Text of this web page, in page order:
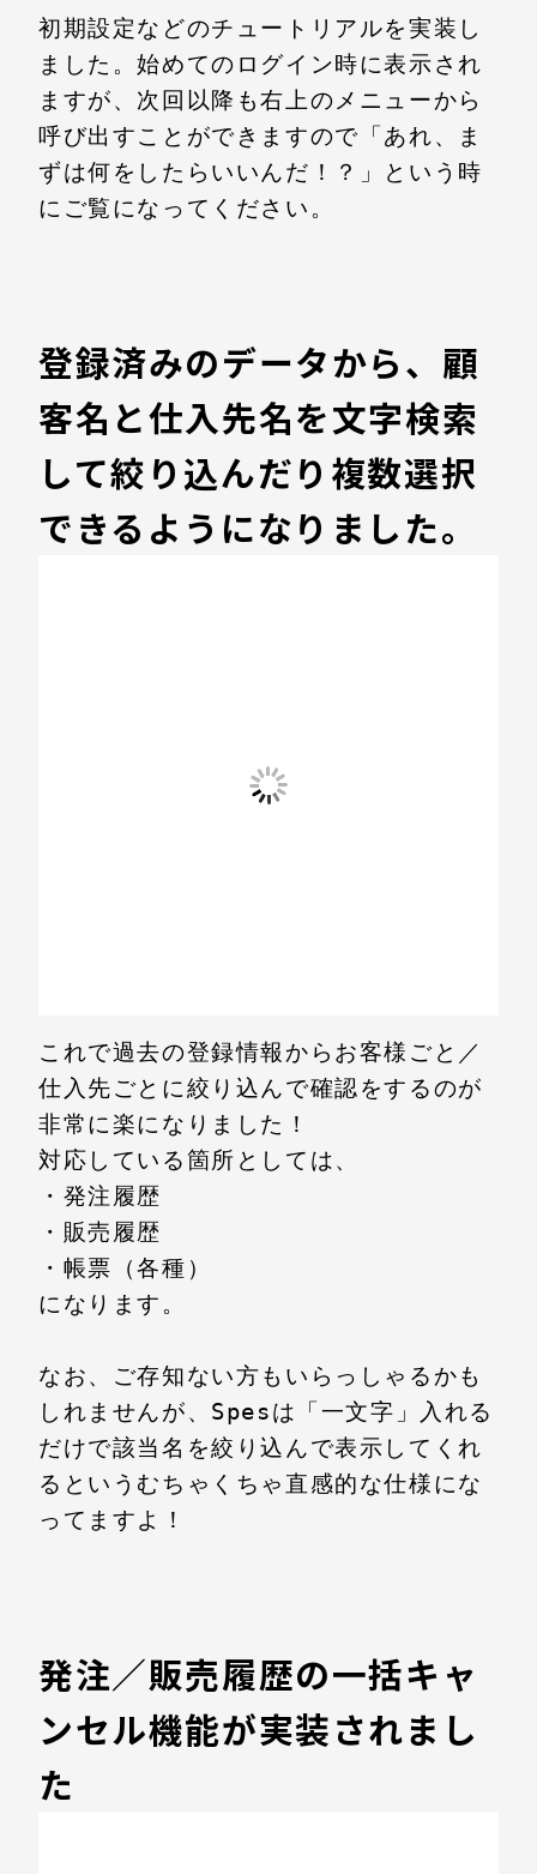
初期設定などのチュートリアルを実装し
ました。始めてのログイン時に表示され
ますが、次回以降も右上のメニューから
呼び出すことができますので「あれ、ま
ずは何をしたらいいんだ！？」という時
にご覧になってください。
登録済みのデータから、顧
客名と仕入先名を文字検索
して絞り込んだり複数選択
できるようになりました。
これで過去の登録情報からお客様ごと／
仕入先ごとに絞り込んで確認をするのが
非常に楽になりました！
対応している箇所としては、
・発注履歴
・販売履歴
・帳票（各種）
になります。
なお、ご存知ない方もいらっしゃるかも
しれませんが、Spesは「一文字」入れる
だけで該当名を絞り込んで表示してくれ
るというむちゃくちゃ直感的な仕様にな
ってますよ！
発注／販売履歴の一括キャ
ンセル機能が実装されまし
た